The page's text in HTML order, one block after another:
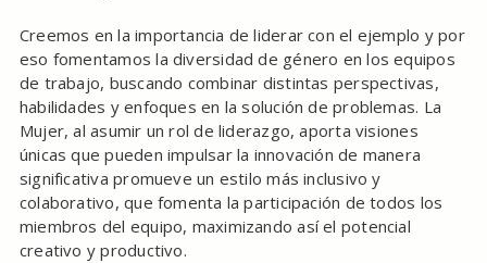
Creemos en la importancia de liderar con el ejemplo y por
eso fomentamos la diversidad de género en los equipos
de trabajo, buscando combinar distintas perspectivas,
habilidades y enfoques en la solución de problemas. La
Mujer, al asumir un rol de liderazgo, aporta visiones
únicas que pueden impulsar la innovación de manera
significativa promueve un estilo más inclusivo y
colaborativo, que fomenta la participación de todos los
miembros del equipo, maximizando así el potencial
creativo y productivo.